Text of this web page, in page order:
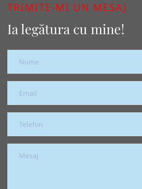
TRIMITE-MI UN MESAJ
Ia legătura cu mine!